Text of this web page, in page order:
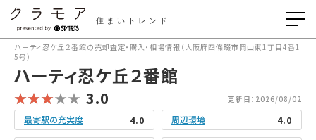
住まいトレンド
ハーティ忍ケ丘２番館の売却査定・購入・相場情報（大阪府四條畷市岡山東1丁目4番1
5号）
ハーティ忍ケ丘２番館
3.0 更新日：2026/08/02
最寄駅の充実度 4.0 周辺環境 4.0